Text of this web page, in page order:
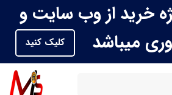
خرید از وب سایت و
میباشد
کلیک کنید